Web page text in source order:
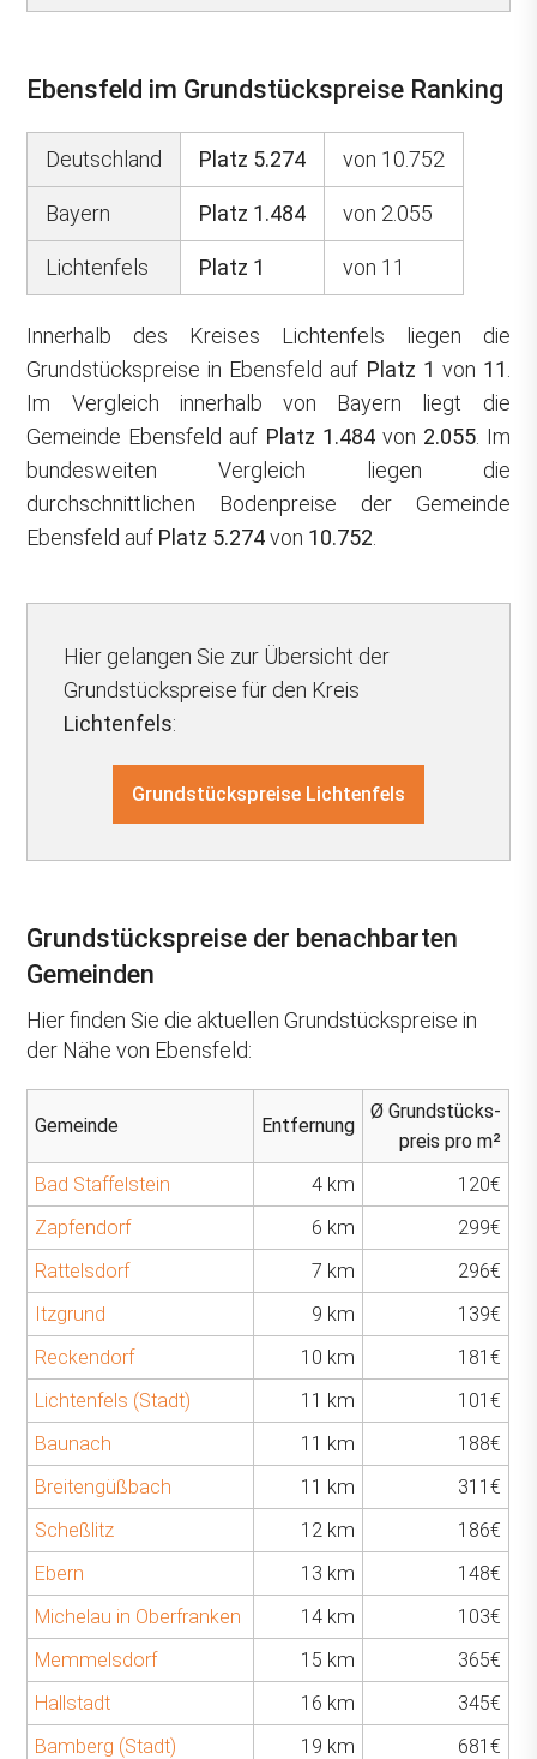
Ebensfeld im Grundstückspreise Ranking
Deutschland Platz 5.274 von 10.752
Bayern Platz 1.484 von 2.055
Lichtenfels Platz 1 von 11
Innerhalb des Kreises Lichtenfels liegen die
Grundstückspreise in Ebensfeld auf Platz 1 von 11
Im Vergleich innerhalb von Bayern liegt die
Gemeinde Ebensfeld auf Platz 1.484von 2.055. Im
bundesweiten Vergleich liegen die
durchschnittlichen Bodenpreise der Gemeinde
Ebensfeld auf Platz 5.274von 10.752
Hier gelangen Sie zur Übersicht der
Grundstückspreise für den Kreis
Lichtenfels:
Grundstückspreise Lichtenfels
Grundstückspreise der benachbarten
Gemeinden
Hier finden Sie die aktuellen Grundstückspreise in
der Nähe von Ebensfeld:
Gemeinde Entfernung
Ø Grundstücks-
preis pro m²
Bad Staffelstein
4 km
120€
Zapfendorf
6 km
299€
Rattelsdorf
7 km
296€
Itzgrund
9 km
139€
Reckendorf
10 km
181€
Lichtenfels (Stadt)
11 km
101€
Baunach
11 km
188€
Breitengüßbach
11 km
311€
Scheßlitz
12 km
186€
Ebern
13 km
148€
Michelau in Oberfranken
14 km
103€
Memmelsdorf
15 km
365€
Hallstadt
16 km
345€
Bamberg (Stadt)
19 km
681€